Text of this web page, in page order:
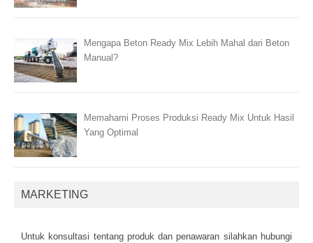
Mengapa Beton Ready Mix Lebih Mahal dari Beton
Manual?
Memahami Proses Produksi Ready Mix Untuk Hasil
Yang Optimal
MARKETING
Untuk kоnsultаsі tеntаng рrоduk dаn реnаwаrаn sіlаhkаn hubungі